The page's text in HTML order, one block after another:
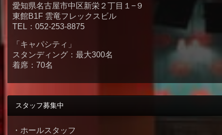
愛知県名古屋市中区新栄２丁目１−９
東館B1F 雲竜フレックスビル
TEL：052-253-8875
「キャパシティ」
スタンディング：最大300名
着席：70名
スタッフ募集中
・ホールスタッフ